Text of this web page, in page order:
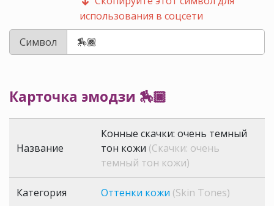
использования в соцсети
Символ
Карточка эмодзи 🏇🏿
Название
Конные скачки: очень темный
тон кожи (Скачки: очень
темный тон кожи)
Категория Оттенки кожи (Skin Tones)